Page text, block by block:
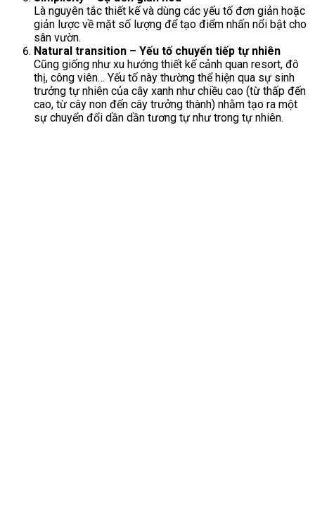
Là nguyên tắc thiết kế và dùng các yếu tố đơn giản hoặc
giản lược về mặt số lượng để tạo điểm nhấn nổi bật cho
sân vườn.
Natural transition – Yếu tố chuyển tiếp tự nhiên
Cũng giống như xu hướng thiết kế cảnh quan resort, đô
thị, công viên… Yếu tố này thường thể hiện qua sự sinh
trưởng tự nhiên của cây xanh như chiều cao (từ thấp đến
cao, từ cây non đến cây trưởng thành) nhằm tạo ra một
sự chuyển đổi dần dần tương tự như trong tự nhiên.